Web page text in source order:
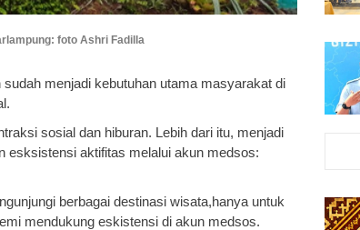
foto Ashri Fadilla
menjadi kebutuhan utama masyarakat di
sosial dan hiburan. Lebih dari itu, menjadi
esksistensi aktifitas melalui akun medsos:
berbagai destinasi wisata,hanya untuk
mendukung eskistensi di akun medsos.